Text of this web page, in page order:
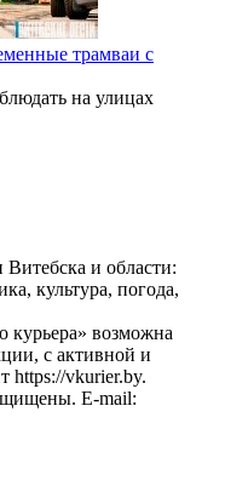
трамваи с
на улицах
Витебска и области:
культура, погода,
курьера» возможна
с активной и
https://vkurier.by.
E-mail: